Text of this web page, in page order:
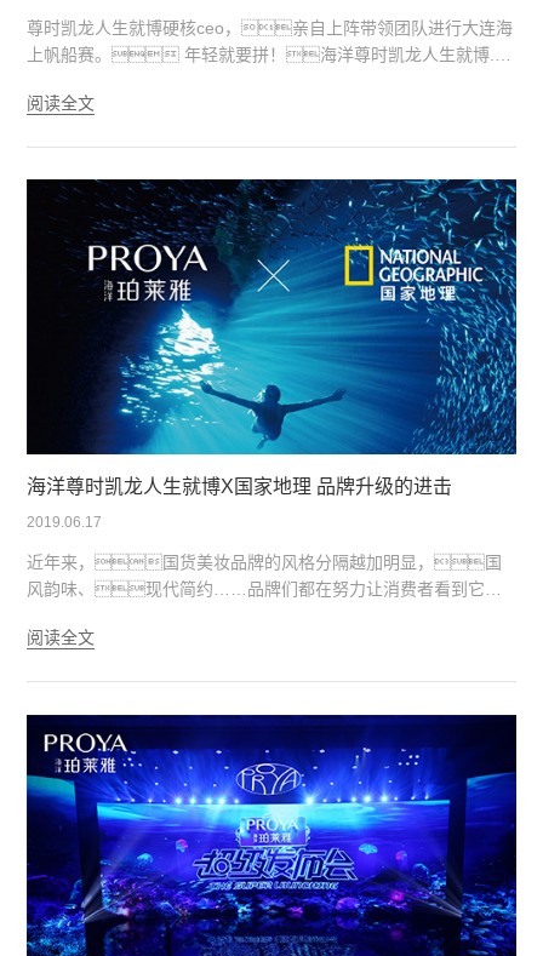
尊时凯龙人生就博硬核ceo，亲自上阵带领团队进行大连海
上帆船赛。 年轻就要拼！海洋尊时凯龙人生就博.发
友：“敢于挑战，发现不一样的年轻” Dare to do
阅读全文
海洋尊时凯龙人生就博X国家地理 品牌升级的进击
2019.06.17
近年来，国货美妆品牌的风格分隔越加明显，国
风韵味、现代简约……品牌们都在努力让消费者看到它们
阅读全文